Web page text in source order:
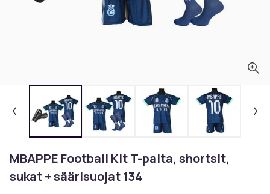
MBAPPE Football Kit T-paita, shortsit,
sukat + säärisuojat 134